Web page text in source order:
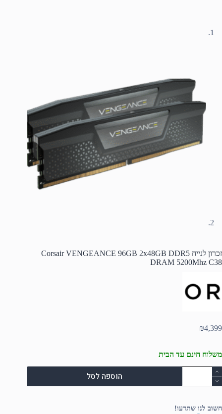
זכרון לנייח Corsair VENGEANCE 96GB 2x48GB DDR5
DRAM 5200Mhz C38
₪4,399
משלוח חינם עד הבית
כמות
של
זכרון
Corsair
VENGEANCE
הוספה לסל
חשוב לנו שתדעו!